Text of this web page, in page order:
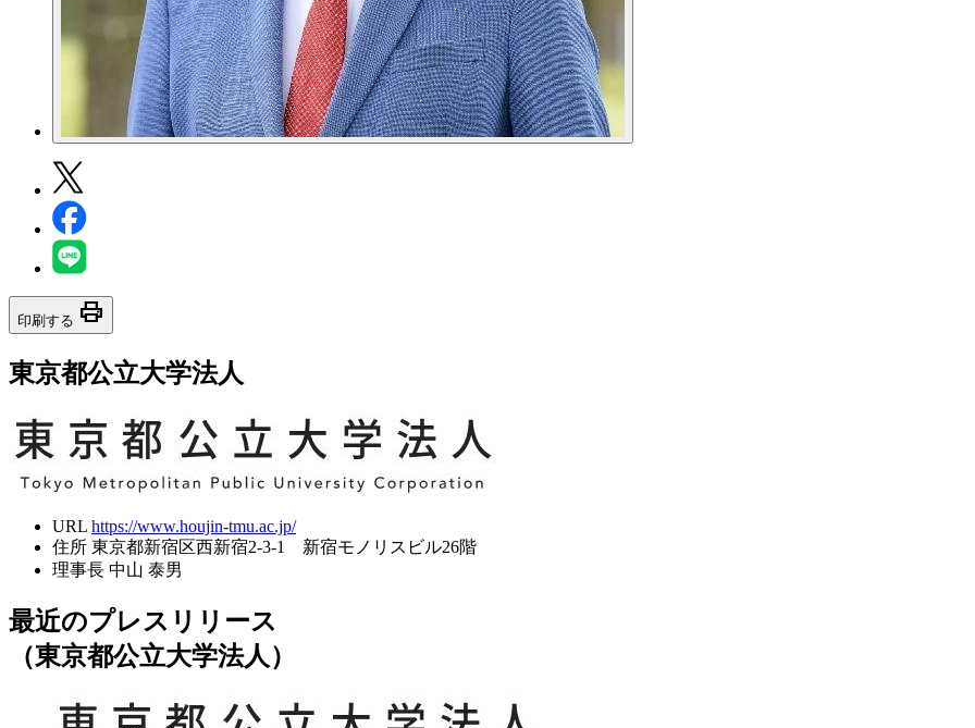
印刷する print
東京都公立大学法人
URL https://www.houjin-tmu.ac.jp/
住所 東京都新宿区西新宿2-3-1 新宿モノリスビル26階
理事長 中山 泰男
最近のプレスリリース
（東京都公立大学法人）